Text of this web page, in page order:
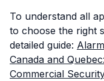
To understand all
to choose the right
detailed guide:
Canada and
Commercial